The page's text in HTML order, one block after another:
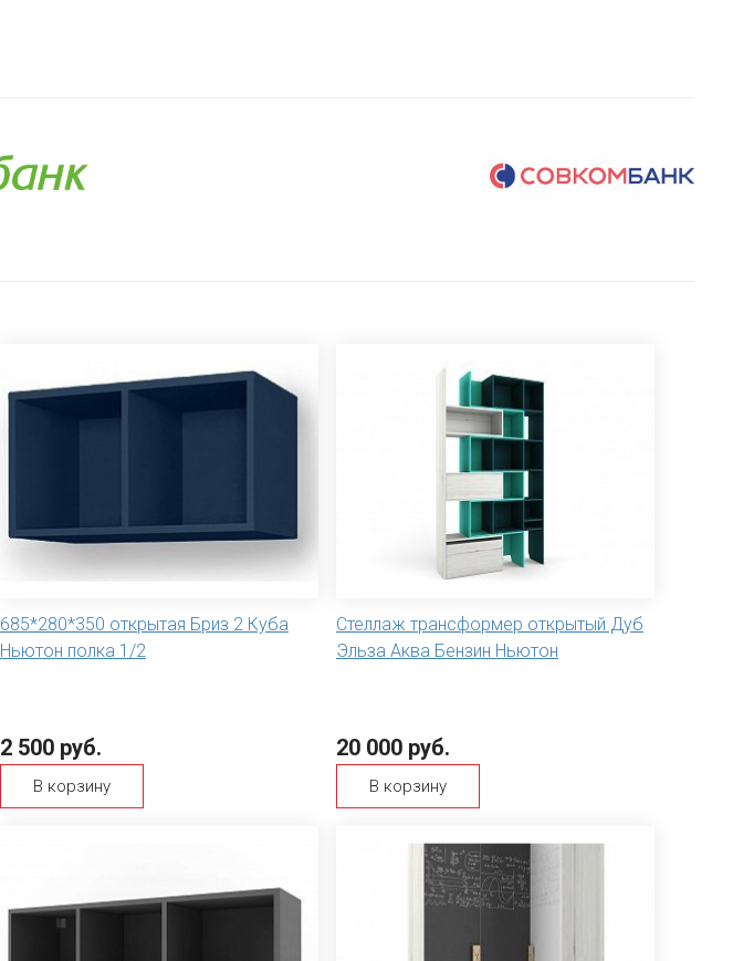
685*280*350 открытая Бриз 2 Куба
Ньютон полка 1/2
2 500 руб.
В корзину
Стеллаж трансформер открытый Дуб
Эльза Аква Бензин Ньютон
20 000 руб.
В корзину